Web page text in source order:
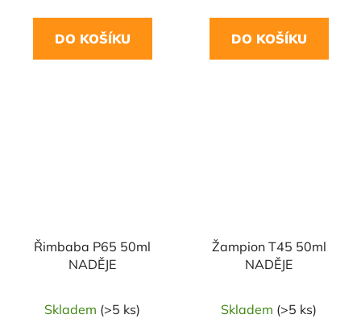
DO KOŠÍKU DO KOŠÍKU
Řimbaba P65 50ml
NADĚJE
Skladem (>5 ks)
Žampion T45 50ml
NADĚJE
Skladem (>5 ks)